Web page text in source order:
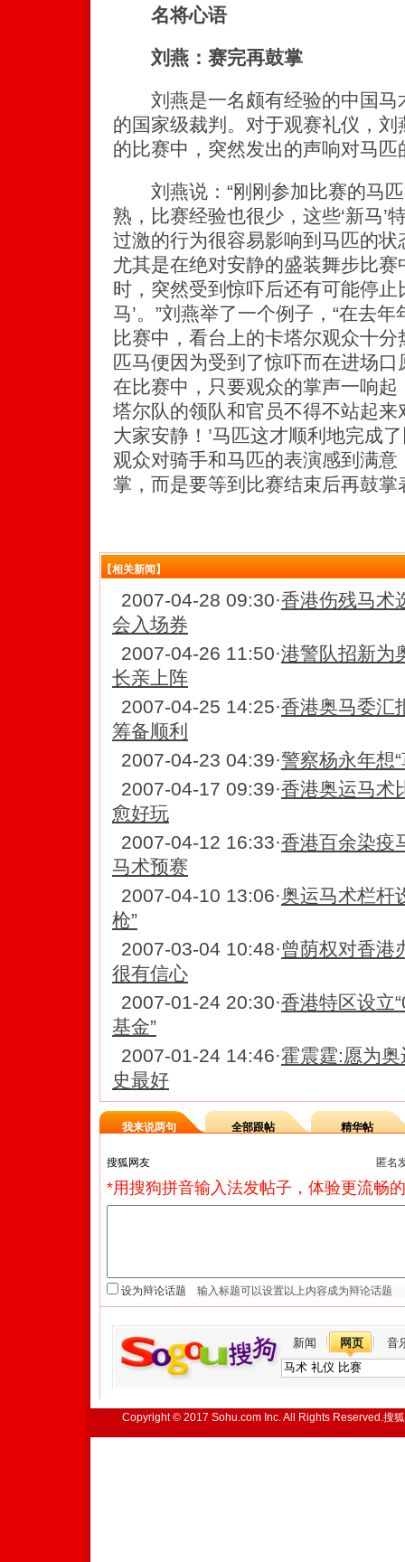
名将心语
刘燕：赛完再鼓掌
刘燕是一名颇有经验的中国马
的国家级裁判。对于观赛礼仪，刘
的比赛中，突然发出的声响对马匹
刘燕说：“刚刚参加比赛的马匹
熟，比赛经验也很少，这些‘新马’
过激的行为很容易影响到马匹的
尤其是在绝对安静的盛装舞步比
时，突然受到惊吓后还有可能停止
马’。”刘燕举了一个例子，“在去
比赛中，看台上的卡塔尔观众十
匹马便因为受到了惊吓而在进场
在比赛中，只要观众的掌声一响
塔尔队的领队和官员不得不站起来
大家安静！’马匹这才顺利地完成
观众对骑手和马匹的表演感到满
掌，而是要等到比赛结束后再鼓掌
【相关新闻】
2007-04-28 09:30·香港伤残马术
会入场券
2007-04-26 11:50·港警队招新为
长亲上阵
2007-04-25 14:25·香港奥马委汇
筹备顺利
2007-04-23 04:39·警察杨永年想
2007-04-17 09:39·香港奥运马术
愈好玩
2007-04-12 16:33·香港百余染疫
马术预赛
2007-04-10 13:06·奥运马术栏杆
枪”
2007-03-04 10:48·曾荫权对香港
很有信心
2007-01-24 20:30·香港特区设立
基金”
2007-01-24 14:46·霍震霆:愿为
史最好
我来说两句 全部跟帖 精华帖
匿名
*用搜狗拼音输入法发帖子，体验更流畅
设为辩论话题
新闻 网页 音
Copyright © 2017 Sohu.com Inc. All Rights Reserved.搜